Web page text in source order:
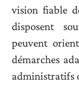
vision fiable
disposent
peuvent
démarches
administratifs